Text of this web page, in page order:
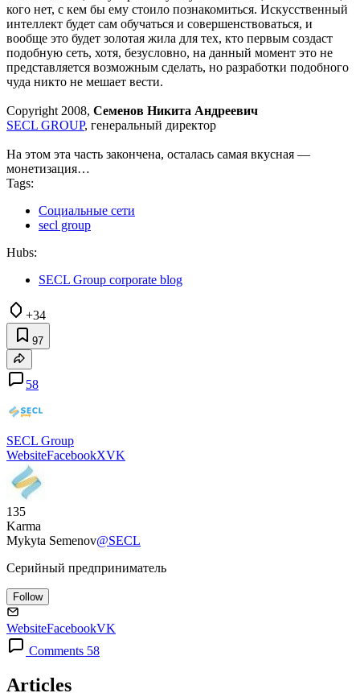
кого нет, с кем бы ему стоило познакомиться. Искусственный
интеллект будет сам обучаться и совершенствоваться, и
вообще это будет золотая жила для тех, кто первым создаст
подобную сеть, хотя, безусловно, на данный момент это не
представляется возможным сделать, но разработки подобного
чуда никто не мешает вести.
Copyright 2008, Семенов Никита Андреевич
SECL GROUP, генеральный директор
На этом эта часть закончена, осталась самая вкусная —
монетизация…
Tags:
Социальные сети
secl group
Hubs:
SECL Group corporate blog
+34
97
58
SECL Group
WebsiteFacebookXVK
135
Karma
Mykyta Semenov@SECL
Серийный предприниматель
Follow
WebsiteFacebookVK
Comments 58
Articles